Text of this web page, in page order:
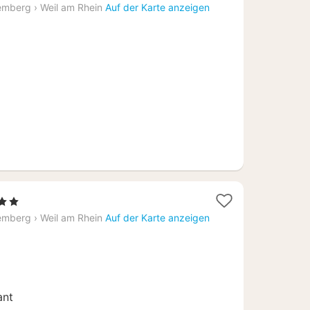
Nacht
› Weil am Rhein Auf der Karte anzeigen
› Weil am Rhein Auf der Karte anzeigen